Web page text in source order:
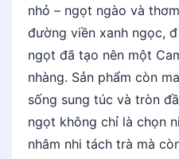
a
m
e
l
i
Q
u
nhỏ – ngọt ngào và
đường viền xanh ngọc,
ngọt đã tạo nên một
nhàng. Sản phẩm còn
sống sung túc và tròn
ngọt không chỉ là chọn
nhâm nhi tách trà mà